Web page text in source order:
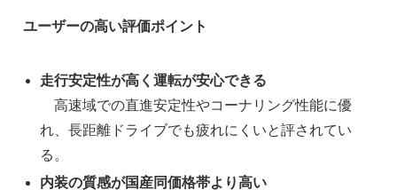
ユーザーの高い評価ポイント
走行安定性が高く運転が安心できる
高速域での直進安定性やコーナリング性能に優
れ、長距離ドライブでも疲れにくいと評されてい
る。
内装の質感が国産同価格帯より高い